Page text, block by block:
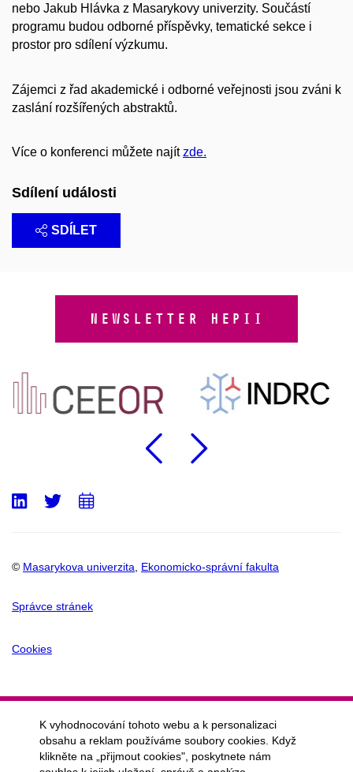
nebo Jakub Hlávka z Masarykovy univerzity. Součástí
programu budou odborné příspěvky, tematické sekce i
prostor pro sdílení výzkumu.
Zájemci z řad akademické i odborné veřejnosti jsou zváni k
zaslání rozšířených abstraktů.
Více o konferenci můžete najítzde.
Sdílení události
SDÍLET
NEWSLETTER HEPII
Předchozí
© Masarykova univerzita Ekonomicko-správní fakulta
Správce stránek
Cookies
LinkedIn
Twitter
Přidat
K vyhodnocování tohoto webu a k personalizaci
obsahu a reklam používáme soubory cookies. Když
klikněte na „přijmout cookies", poskytnete nám